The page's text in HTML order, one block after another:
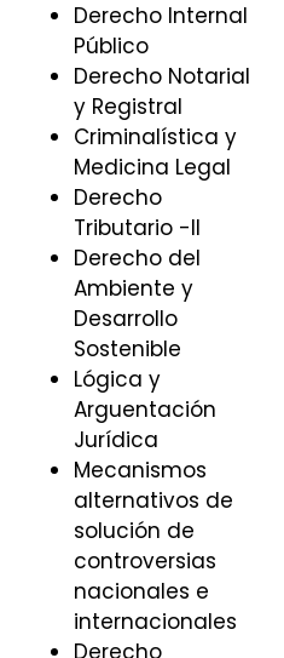
Derecho Internal
Público
Derecho Notarial
y Registral
Criminalística y
Medicina Legal
Derecho
Tributario -II
Derecho del
Ambiente y
Desarrollo
Sostenible
Lógica y
Arguentación
Jurídica
Mecanismos
alternativos de
solución de
controversias
nacionales e
internacionales
Derecho